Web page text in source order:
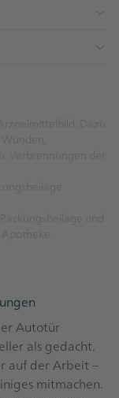
Autotür
als gedacht.
auf der Arbeit –
mitmachen.